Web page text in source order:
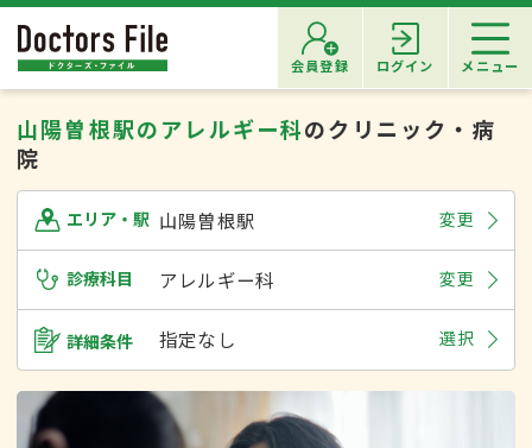
会員登録 ログイン メニュー
山陽曽根駅のアレルギー科のクリニック・病
院
エリア・駅 山陽曽根駅 変更
診療科目 アレルギー科 変更
詳細条件 指定なし 選択